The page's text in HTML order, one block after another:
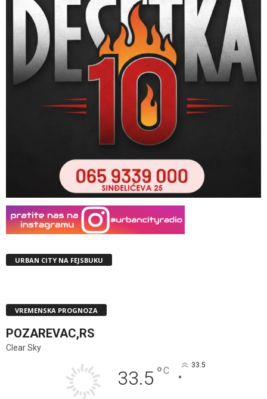
URBAN CITY NA FEJSBUKU
VREMENSKA PROGNOZA
POZAREVAC,RS
Clear Sky
33.5 °C 33.5
°